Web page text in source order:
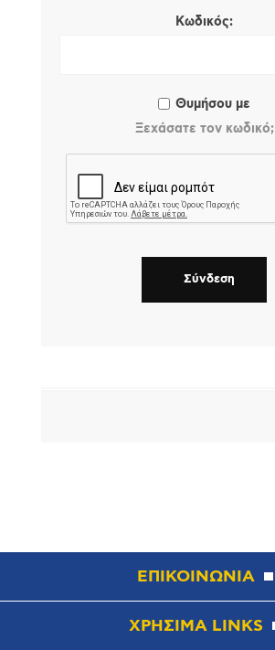
Κωδικός:
Θυμήσου με
Ξεχάσατε τον κωδικό;
ΕΠΙΚΟΙΝΩΝΙΑ
ΧΡΗΣΙΜΑ LINKS